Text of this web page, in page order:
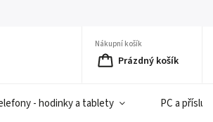
Nákupní košík
Prázdný košík
- hodinky a tablety PC a